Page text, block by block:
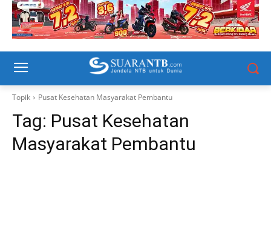
Topik Pusat Kesehatan Masyarakat Pembantu
Tag: Pusat Kesehatan
Masyarakat Pembantu